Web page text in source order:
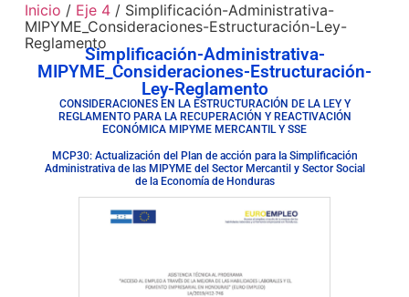
Inicio / Eje 4/ Simplificación-Administrativa-
MIPYME_Consideraciones-Estructuración-Ley-
Reglamento
Simplificación-Administrativa-
MIPYME_Consideraciones-Estructuración-
Ley-Reglamento
CONSIDERACIONES EN LA ESTRUCTURACIÓN DE LA LEY Y
REGLAMENTO PARA LA RECUPERACIÓN Y REACTIVACIÓN
ECONÓMICA MIPYME MERCANTIL Y SSE
MCP30: Actualización del Plan de acción para Ia Simplificación
Administrativa de las MIPYME del Sector Mercantil y Sector Social
de la Economía de Honduras
Descargar Documento